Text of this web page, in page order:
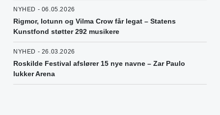
NYHED - 06.05.2026
Rigmor, Iotunn og Vilma Crow får legat – Statens
Kunstfond støtter 292 musikere
NYHED - 26.03.2026
Roskilde Festival afslører 15 nye navne – Zar Paulo
lukker Arena